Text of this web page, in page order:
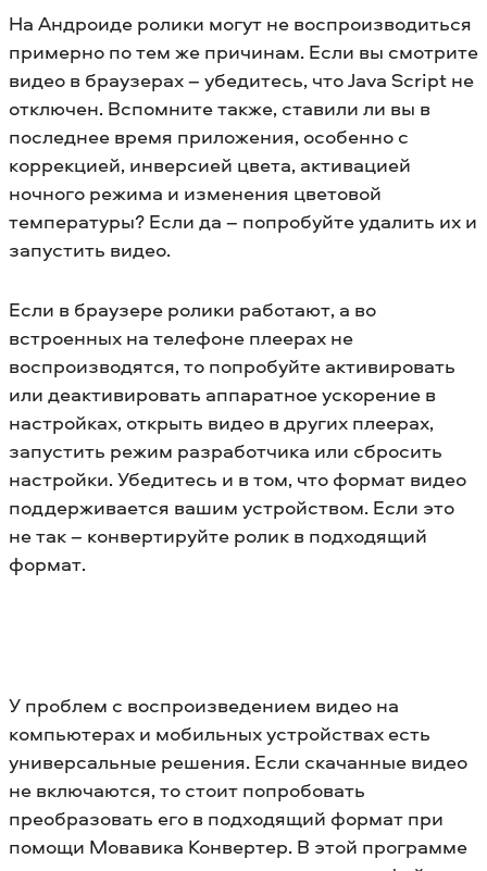
На Андроиде ролики могут не воспроизводиться
примерно по тем же причинам. Если вы смотрите
видео в браузерах – убедитесь, что Java Script не
отключен. Вспомните также, ставили ли вы в
последнее время приложения, особенно с
коррекцией, инверсией цвета, активацией
ночного режима и изменения цветовой
температуры? Если да – попробуйте удалить их и
запустить видео.
Если в браузере ролики работают, а во
встроенных на телефоне плеерах не
воспроизводятся, то попробуйте активировать
или деактивировать аппаратное ускорение в
настройках, открыть видео в других плеерах,
запустить режим разработчика или сбросить
настройки. Убедитесь и в том, что формат видео
поддерживается вашим устройством. Если это
не так – конвертируйте ролик в подходящий
формат.
У проблем с воспроизведением видео на
компьютерах и мобильных устройствах есть
универсальные решения. Если скачанные видео
не включаются, то стоит попробовать
преобразовать его в подходящий формат при
помощи Мовавика Конвертер. В этой программе